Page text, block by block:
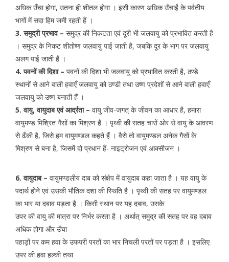
अधिक उँचा होगा, उतना ही शीतल होगा । इसी कारण अधिक उँचाईं के पर्वतीय
भागों में सदा हिम जमी रहती हैं ।
3. समुद्री प्रभाव – समुद्र की निकटता एवं दूरी भी जलवायु को प्रभावित करती है
। समुद्र के निकट शीतोष्ण जलवायु पाई जाती है, जबकि दूर के भाग पर जलवायु
अलग पाई जाती हैं ।
4. पवनों की दिशा – पवनों की दिशा भी जलवायु को प्रभावित करती है, ठण्डे
स्थानों से आने वाली हवाएँ जलवायु को ठण्डी तथा उष्ण प्रदेशों से आने वाली हवाएँ
जलवायु को उष्ण बनाती हैं ।
5. वायु, वायुदाब एवं आर्द्रता – वायु जीव-जगत् के जीवन का आधार है, हमारा
वायुमण्ड मिश्रित गैसों का मिश्रण है । पृथ्वी की सतह चारों ओर से वायु के आवरण
से ढँकी है, जिसे हम वायुमण्डल कहते हैं । वैसे तो वायुमण्डल अनेक गैसों के
मिश्रण से बना है, जिसमें दो प्रधान हैं- नाइट्रोजन एवं आक्सीजन ।
6. वायुदाब – वायुमण्डलीय दाब को संक्षेप में वायुदाब कहा जाता है । यह वायु के
पदार्थ होने एवं उसकी भौतिक दशा की स्थिति है । पृथ्वी की सतह पर वायुमण्डल
का भार या दबाव पड़ता है । किसी स्थान पर यह दबाव, उसके
उपर की वायु की मात्रा पर निर्भर करता है । अर्थात् समुद्र की सतह पर वह दबाव
अधिक होगा और उँचा
पहाड़ों पर कम हवा के उफपरी परतों का भार निचली परतों पर पड़ता है । इसलिए
उपर की हवा हल्की तथा